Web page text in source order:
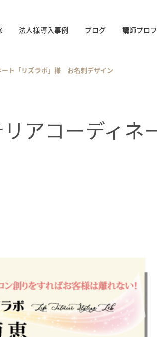
法人様導入事例 ブログ 講師プロ
ート「リズラボ」様 お名刺デザイン
アコーディネ